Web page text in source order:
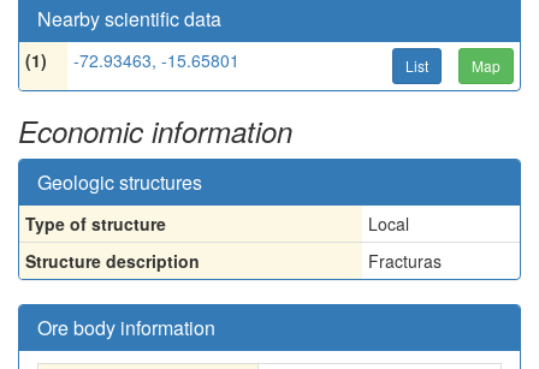
Nearby scientific data
(1) -72.93463, -15.65801 List Map
Economic information
Geologic structures
Type of structure
Local
Structure description
Fracturas
Ore body information